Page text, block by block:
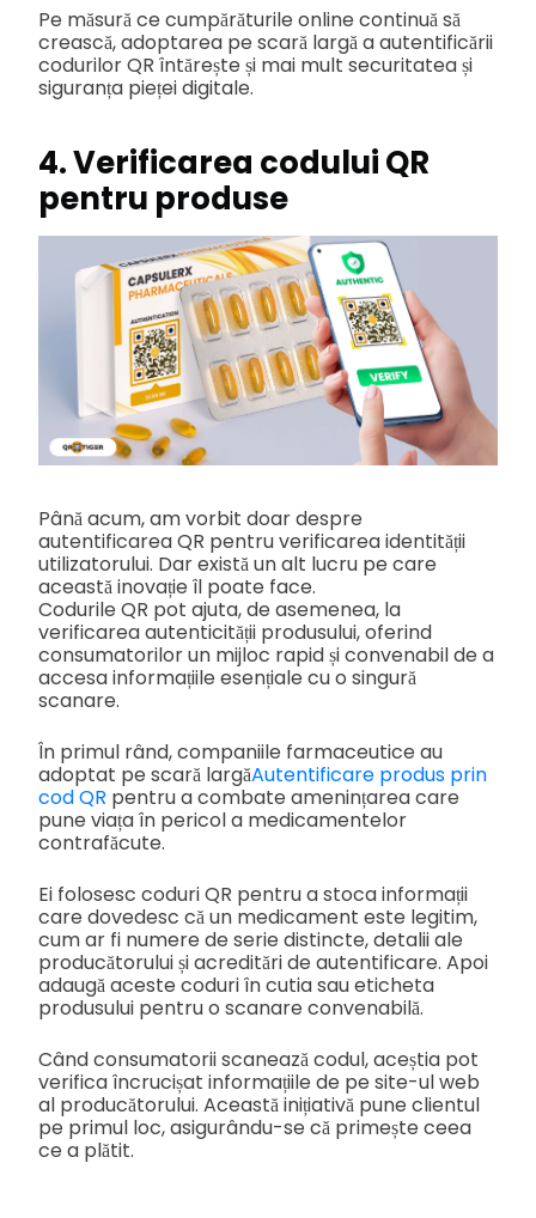
Pe măsură ce cumpărăturile online continuă să
crească, adoptarea pe scară largă a autentificării
codurilor QR întărește și mai mult securitatea și
siguranța pieței digitale.
4. Verificarea codului QR
pentru produse
Până acum, am vorbit doar despre
autentificarea QR pentru verificarea identității
utilizatorului. Dar există un alt lucru pe care
această inovație îl poate face.
Codurile QR pot ajuta, de asemenea, la
verificarea autenticității produsului, oferind
consumatorilor un mijloc rapid și convenabil de a
accesa informațiile esențiale cu o singură
scanare.
În primul rând, companiile farmaceutice au
adoptat pe scară largăAutentificare produs prin
cod QR pentru a combate amenințarea care
pune viața în pericol a medicamentelor
contrafăcute.
Ei folosesc coduri QR pentru a stoca informații
care dovedesc că un medicament este legitim,
cum ar fi numere de serie distincte, detalii ale
producătorului și acreditări de autentificare. Apoi
adaugă aceste coduri în cutia sau eticheta
produsului pentru o scanare convenabilă.
Când consumatorii scanează codul, aceștia pot
verifica încrucișat informațiile de pe site-ul web
al producătorului. Această inițiativă pune clientul
pe primul loc, asigurându-se că primește ceea
ce a plătit.